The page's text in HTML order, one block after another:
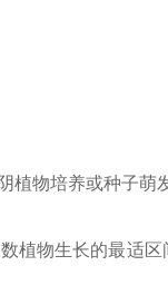
植物培养或种子
植物生长的最适